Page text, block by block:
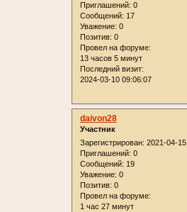
Приглашений: 0
Сообщений: 17
Уважение: 0
Позитив: 0
Провел на форуме:
13 часов 5 минут
Последний визит:
2024-03-10 09:06:07
daivon28
Участник
Зарегистрирован: 2021-04-15
Приглашений: 0
Сообщений: 19
Уважение: 0
Позитив: 0
Провел на форуме:
1 час 27 минут